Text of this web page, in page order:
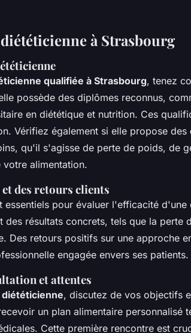
à Strasbourg
qualifiée à Strasbourg, tenez
possède des diplômes reconnus,
en diététique et nutrition. Ces
Vérifiez également si elle propose des
qu'il s'agisse de perte de poids, de
alimentation.
des retours clients
essentiels pour évaluer l'efficacité d'une
des résultats concrets, tels que la perte
Des retours positifs sur une approche
engagée envers ses patients.
et attentes
, discutez de vos objectifs
un plan alimentaire personnalisé
Cette première rencontre est